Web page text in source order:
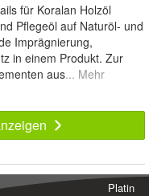
für Koralan Holzöl
Pflegeöl auf Naturöl- und
Imprägnierung,
in einem Produkt. Zur
aus... Mehr
Platin